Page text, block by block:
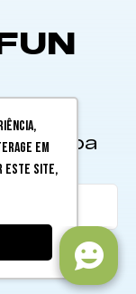
em
este site,
e saiba